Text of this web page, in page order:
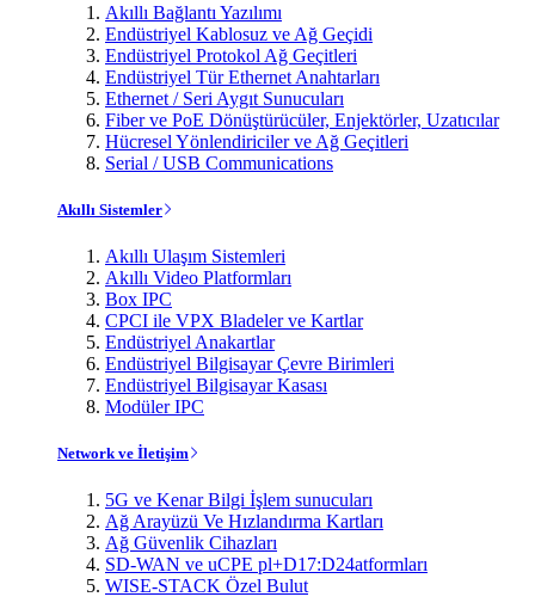
Akıllı Bağlantı Yazılımı
Endüstriyel Kablosuz ve Ağ Geçidi
Endüstriyel Protokol Ağ Geçitleri
Endüstriyel Tür Ethernet Anahtarları
Ethernet / Seri Aygıt Sunucuları
Fiber ve PoE Dönüştürücüler, Enjektörler, Uzatıcılar
Hücresel Yönlendiriciler ve Ağ Geçitleri
Serial / USB Communications
Akıllı Sistemler
Akıllı Ulaşım Sistemleri
Akıllı Video Platformları
Box IPC
CPCI ile VPX Bladeler ve Kartlar
Endüstriyel Anakartlar
Endüstriyel Bilgisayar Çevre Birimleri
Endüstriyel Bilgisayar Kasası
Modüler IPC
Network ve İletişim
5G ve Kenar Bilgi İşlem sunucuları
Ağ Arayüzü Ve Hızlandırma Kartları
Ağ Güvenlik Cihazları
SD-WAN ve uCPE pl+D17:D24atformları
WISE-STACK Özel Bulut